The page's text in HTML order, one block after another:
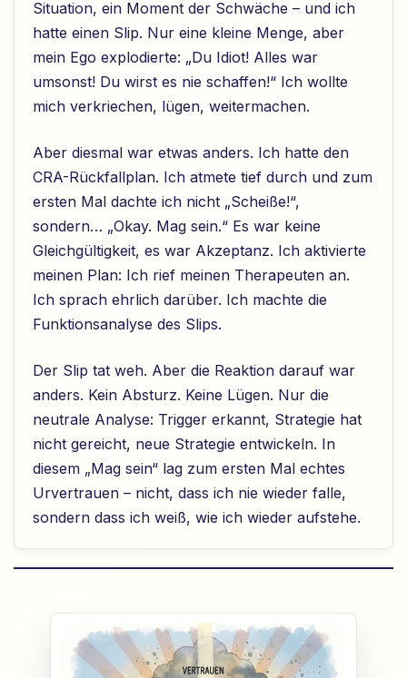
Situation, ein Moment der Schwäche – und ich
hatte einen Slip. Nur eine kleine Menge, aber
mein Ego explodierte: „Du Idiot! Alles war
umsonst! Du wirst es nie schaffen!“ Ich wollte
mich verkriechen, lügen, weitermachen.
Aber diesmal war etwas anders. Ich hatte den
CRA-Rückfallplan. Ich atmete tief durch und zum
ersten Mal dachte ich nicht „Scheiße!“,
sondern… „Okay. Mag sein.“ Es war keine
Gleichgültigkeit, es war Akzeptanz. Ich aktivierte
meinen Plan: Ich rief meinen Therapeuten an.
Ich sprach ehrlich darüber. Ich machte die
Funktionsanalyse des Slips.
Der Slip tat weh. Aber die Reaktion darauf war
anders. Kein Absturz. Keine Lügen. Nur die
neutrale Analyse: Trigger erkannt, Strategie hat
nicht gereicht, neue Strategie entwickeln. In
diesem „Mag sein“ lag zum ersten Mal echtes
Urvertrauen – nicht, dass ich nie wieder falle,
sondern dass ich weiß, wie ich wieder aufstehe.